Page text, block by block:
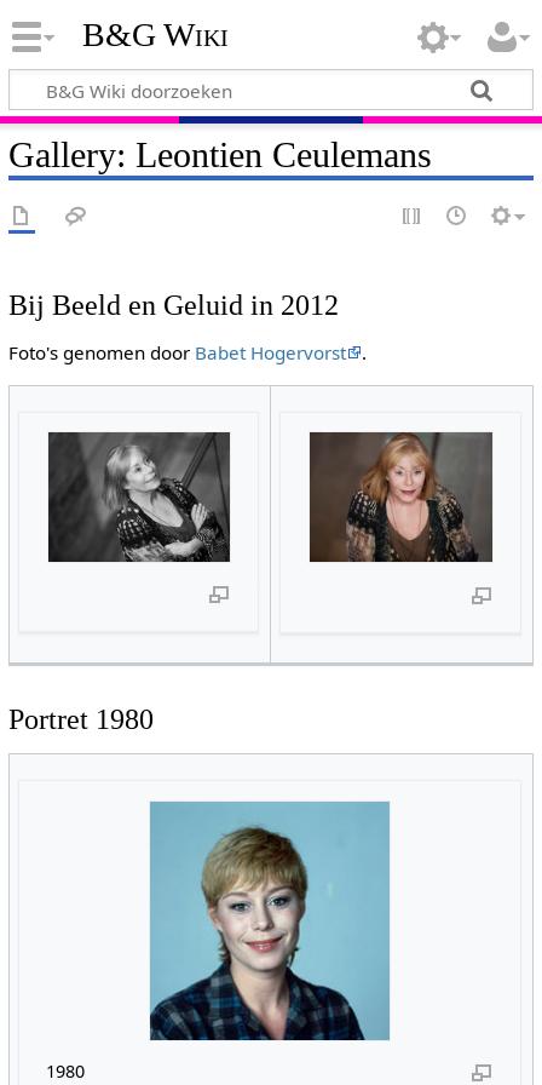
B&G Wiki
Gallery: Leontien Ceulemans
Bij Beeld en Geluid in 2012
Foto's genomen door Babet Hogervorst .
Portret 1980
1980